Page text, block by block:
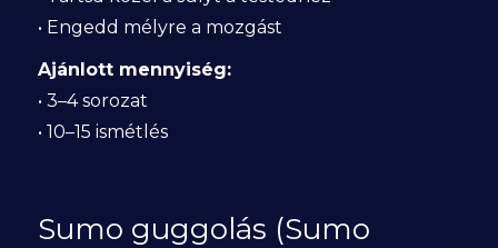
• Engedd mélyre a mozgást
Ajánlott mennyiség:
• 3–4 sorozat
• 10–15 ismétlés
Sumo guggolás (Sumo